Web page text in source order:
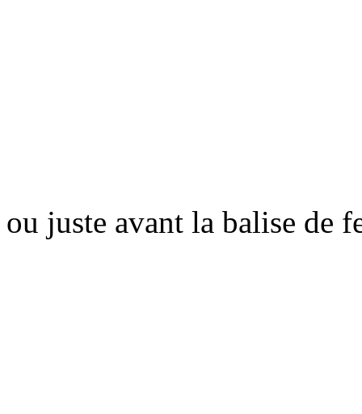
ou juste avant la balise de